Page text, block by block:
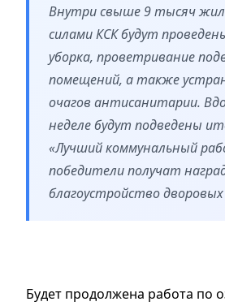
Внутри свыше 9 тысяч
силами КСК будут
уборка, проветривание
помещений, а также
очагов антисанитарии.
неделе будут подведены
«Лучший коммунальный
победители получат
благоустройство
Будет продолжена работа по